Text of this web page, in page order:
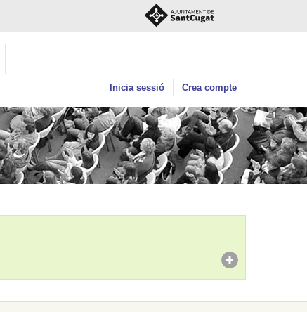
Inicia sessió Crea compte